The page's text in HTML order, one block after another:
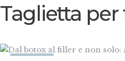
Taglietta